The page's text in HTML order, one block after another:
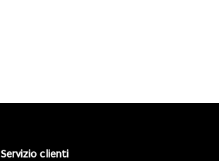
Servizio clienti